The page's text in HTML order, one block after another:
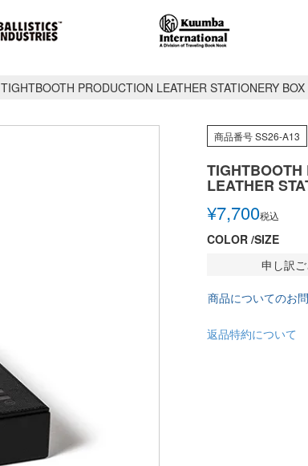
TIGHTBOOTH PRODUCTION LEATHER STATIONERY BOX
商品番号SS26-A13
TIGHTBOOTH
LEATHER
¥7,700税込
COLOR SIZE
申し訳
商品についてのお
返品特約について